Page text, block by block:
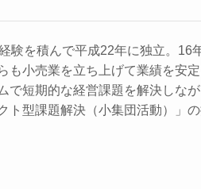
験を積んで平成22年に独立。16
も小売業を立ち上げて業績を安
で短期的な経営課題を解決しな
ト型課題解決（小集団活動）」